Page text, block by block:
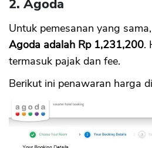
2. Agoda
Untuk pemesanan yang sama,
Agoda adalah Rp 1,231,200.
termasuk pajak dan fee.
Berikut ini penawaran harga